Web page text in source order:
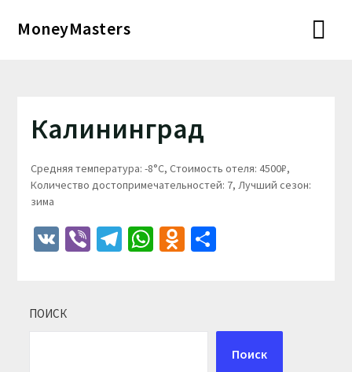
MoneyMasters
Калининград
Средняя температура: -8°C, Стоимость отеля: 4500₽,
Количество достопримечательностей: 7, Лучший сезон:
зима
VKViberTelegram
WhatsApp
Odnoklassniki
Отправить
ПОИСК
Поиск